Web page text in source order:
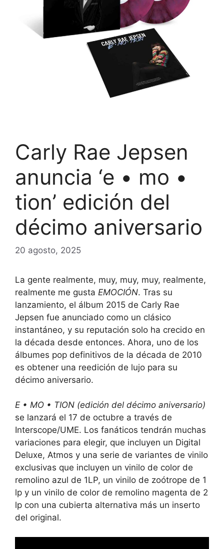
Carly Rae Jepsen
anuncia ‘e • mo •
tion’ edición del
décimo aniversario
20 agosto, 2025
La gente realmente, muy, muy, muy, realmente,
realmente me gusta EMOCIÓN. Tras su
lanzamiento, el álbum 2015 de Carly Rae
Jepsen fue anunciado como un clásico
instantáneo, y su reputación solo ha crecido en
la década desde entonces. Ahora, uno de los
álbumes pop definitivos de la década de 2010
es obtener una reedición de lujo para su
décimo aniversario.
E • MO • TION (edición del décimo aniversario)
se lanzará el 17 de octubre a través de
Interscope/UME. Los fanáticos tendrán muchas
variaciones para elegir, que incluyen un Digital
Deluxe, Atmos y una serie de variantes de vinilo
exclusivas que incluyen un vinilo de color de
remolino azul de 1LP, un vinilo de zoótrope de 1
lp y un vinilo de color de remolino magenta de 2
lp con una cubierta alternativa más un inserto
del original.